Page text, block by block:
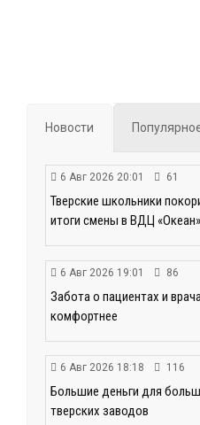
Новости
6 Авг 2026 20:01 61
Тверские школьники
итоги смены в ВДЦ «Океан»
6 Авг 2026 19:01 86
Забота о пациентах и
комфортнее
6 Авг 2026 18:18 116
Большие деньги для
тверских заводов